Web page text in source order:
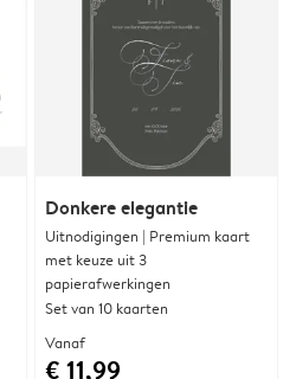
Donkere elegantie
Uitnodigingen | Premium kaart
met keuze uit 3
papierafwerkingen
Set van 10 kaarten
Vanaf
€ 11,99